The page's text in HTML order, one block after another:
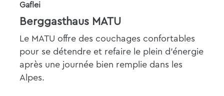
Gaflei
Berggasthaus MATU
Le MATU offre des couchages confortables
pour se détendre et refaire le plein d'énergie
après une journée bien remplie dans les
Alpes.